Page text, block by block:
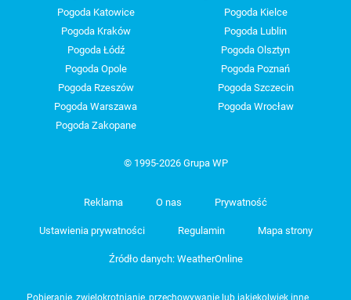
Pogoda Katowice
Pogoda Kielce
Pogoda Kraków
Pogoda Lublin
Pogoda Łódź
Pogoda Olsztyn
Pogoda Opole
Pogoda Poznań
Pogoda Rzeszów
Pogoda Szczecin
Pogoda Warszawa
Pogoda Wrocław
Pogoda Zakopane
© 1995-2026 Grupa WP
Reklama O nas Prywatność
Ustawienia prywatności Regulamin Mapa strony
Źródło danych: WeatherOnline
Pobieranie, zwielokrotnianie, przechowywanie lub jakiekolwiek inne